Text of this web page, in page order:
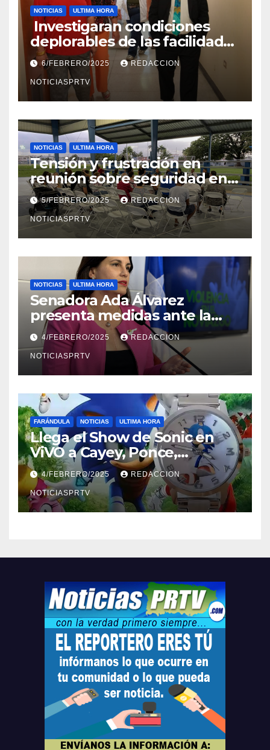
NOTICIAS ULTIMA HORA
Investigaran condiciones
deplorables de las facilidades
el Departamento de la Salud
en Mayagüez
6/FEBRERO/2025 REDACCION
NOTICIASPRTV
NOTICIAS ULTIMA HORA
Tensión y frustración en
reunión sobre seguridad en
Reparto Metropolitano
5/FEBRERO/2025 REDACCION
NOTICIASPRTV
NOTICIAS ULTIMA HORA
Senadora Ada Álvarez
presenta medidas ante la
violencia en el noviazgo
4/FEBRERO/2025 REDACCION
NOTICIASPRTV
FARÁNDULA NOTICIAS ULTIMA HORA
Llega el Show de Sonic en
ViVO a Cayey, Ponce,
Barceloneta y Humacao,
Relojes gratis para el que
compre ahora….
4/FEBRERO/2025 REDACCION
NOTICIASPRTV